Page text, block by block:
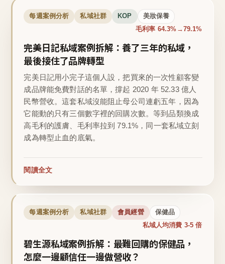
每週案例分析 私域社群 KOP 美妝保養
毛利率 64.3%→79.1%
完美日記私域案例拆解：養了三年的私域，
最後接住了品牌轉型
完美日記用小完子這個人設，把買來的一次性顧客變
成品牌能免費對話的名單，撐起 2020 年 52.33 億人
民幣營收。這套私域沒能阻止母公司連虧五年，因為
它能動的只有三個數字裡的回購次數。等到品類換成
高毛利的護膚、毛利率拉到 79.1%，同一套私域立刻
成為轉型止血的底氣。
閱讀全文
每週案例分析 私域社群 會員經營 保健品
私域人均消費 3-5 倍
碧生源私域案例拆解：最難回購的保健品，
怎麼一邊顧信任一邊做營收？